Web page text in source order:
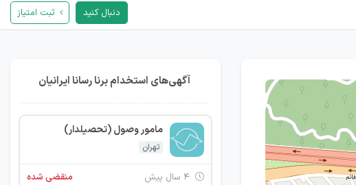
دنبال کنید ثبت امتیاز
آگهی‌های استخدام برنا رسانا ایرانیان
مامور وصول (تحصیلدار)
تهران
منقضی شده